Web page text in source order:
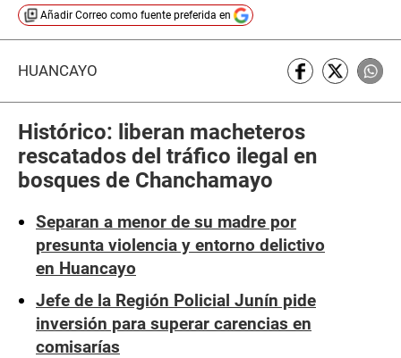
Añadir Correo como fuente preferida en
HUANCAYO
Histórico: liberan macheteros
rescatados del tráfico ilegal en
bosques de Chanchamayo
Separan a menor de su madre por
presunta violencia y entorno delictivo
en Huancayo
Jefe de la Región Policial Junín pide
inversión para superar carencias en
comisarías